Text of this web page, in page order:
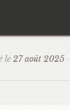
le 27 août 2025